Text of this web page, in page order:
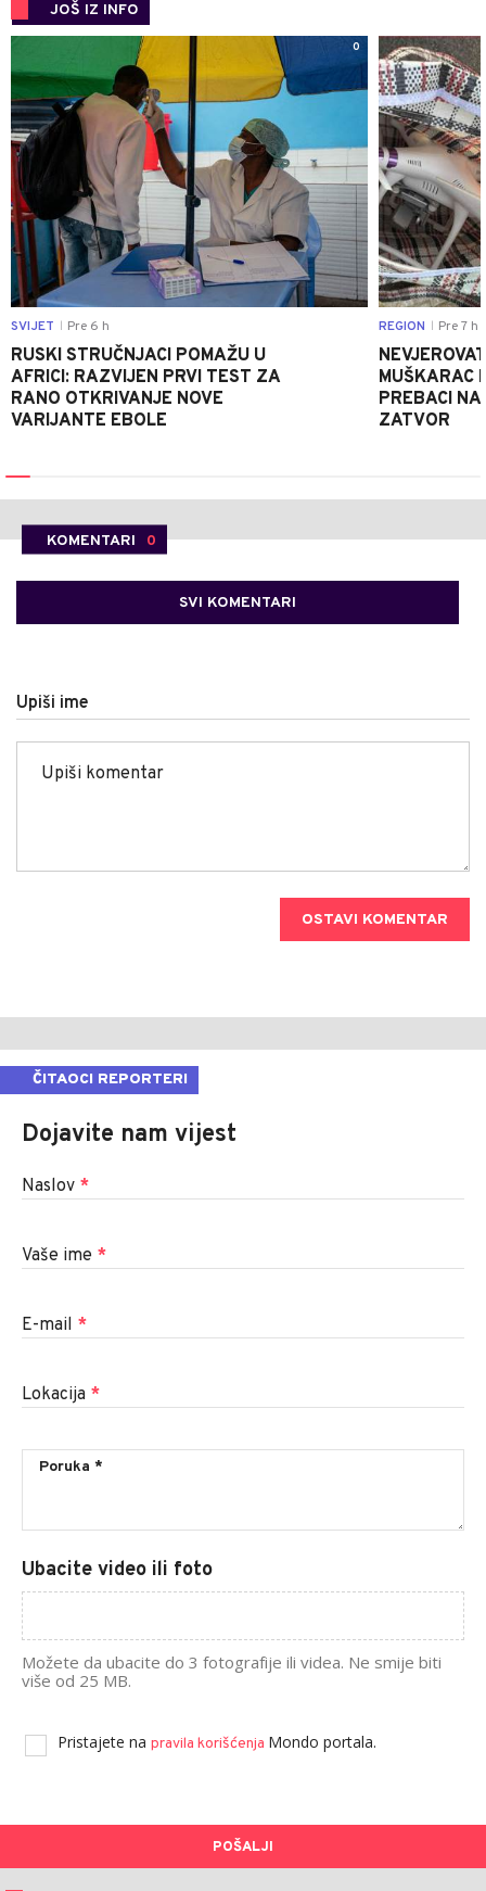
JOŠ IZ INFO
0
SVIJET Pre 6 h
RUSKI STRUČNJACI POMAŽU U
AFRICI: RAZVIJEN PRVI TEST ZA
RANO OTKRIVANJE NOVE
VARIJANTE EBOLE
REGION Pre 7 h
MUŠKARAC
PREBACI
ZATVOR
KOMENTARI 0
SVI KOMENTARI
Upiši ime
OSTAVI KOMENTAR
ČITAOCI REPORTERI
Dojavite nam vijest
Naslov *
Vaše ime *
E-mail *
Lokacija *
Ubacite video ili foto
Možete da ubacite do 3 fotografije ili videa. Ne smije biti
više od 25 MB.
Pristajete na pravila korišćenja Mondo portala.
POŠALJI